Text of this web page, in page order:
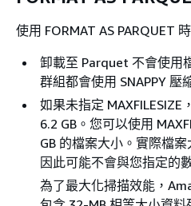
使用 FORMAT AS PARQUET
卸載至 Parquet 不會使用
群組都會使用 SNAPPY 壓
如果未指定
6.2 GB。您可以使用
GB 的檔案大小。實際檔
因此可能不會與您指定的
為了最大化掃描效能，